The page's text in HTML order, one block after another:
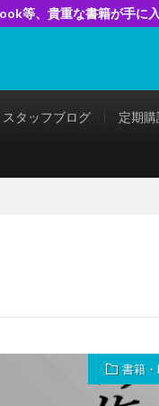
等、貴重な書籍が手に
スタッフブログ 定期購
書籍